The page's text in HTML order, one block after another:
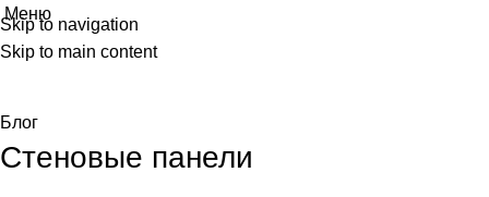
Skip to navigation
Skip to main content
Меню
Blog
Блог
Стеновые панели